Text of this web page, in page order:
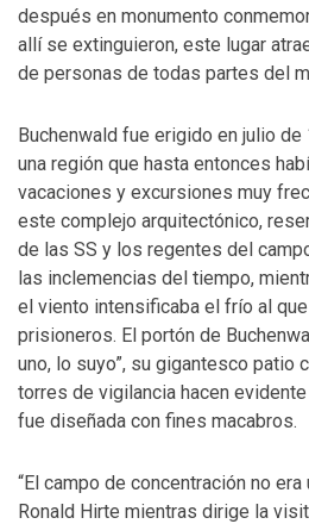
después en monumento
allí se extinguieron, este lugar
de personas de todas partes del
Buchenwald fue erigido en julio
una región que hasta entonces
vacaciones y excursiones muy
este complejo arquitectónico,
de las SS y los regentes del
las inclemencias del tiempo,
el viento intensificaba el frío al
prisioneros. El portón de
uno, lo suyo”, su gigantesco patio
torres de vigilancia hacen
fue diseñada con fines macabros.
“El campo de concentración no era
Ronald Hirte mientras dirige la